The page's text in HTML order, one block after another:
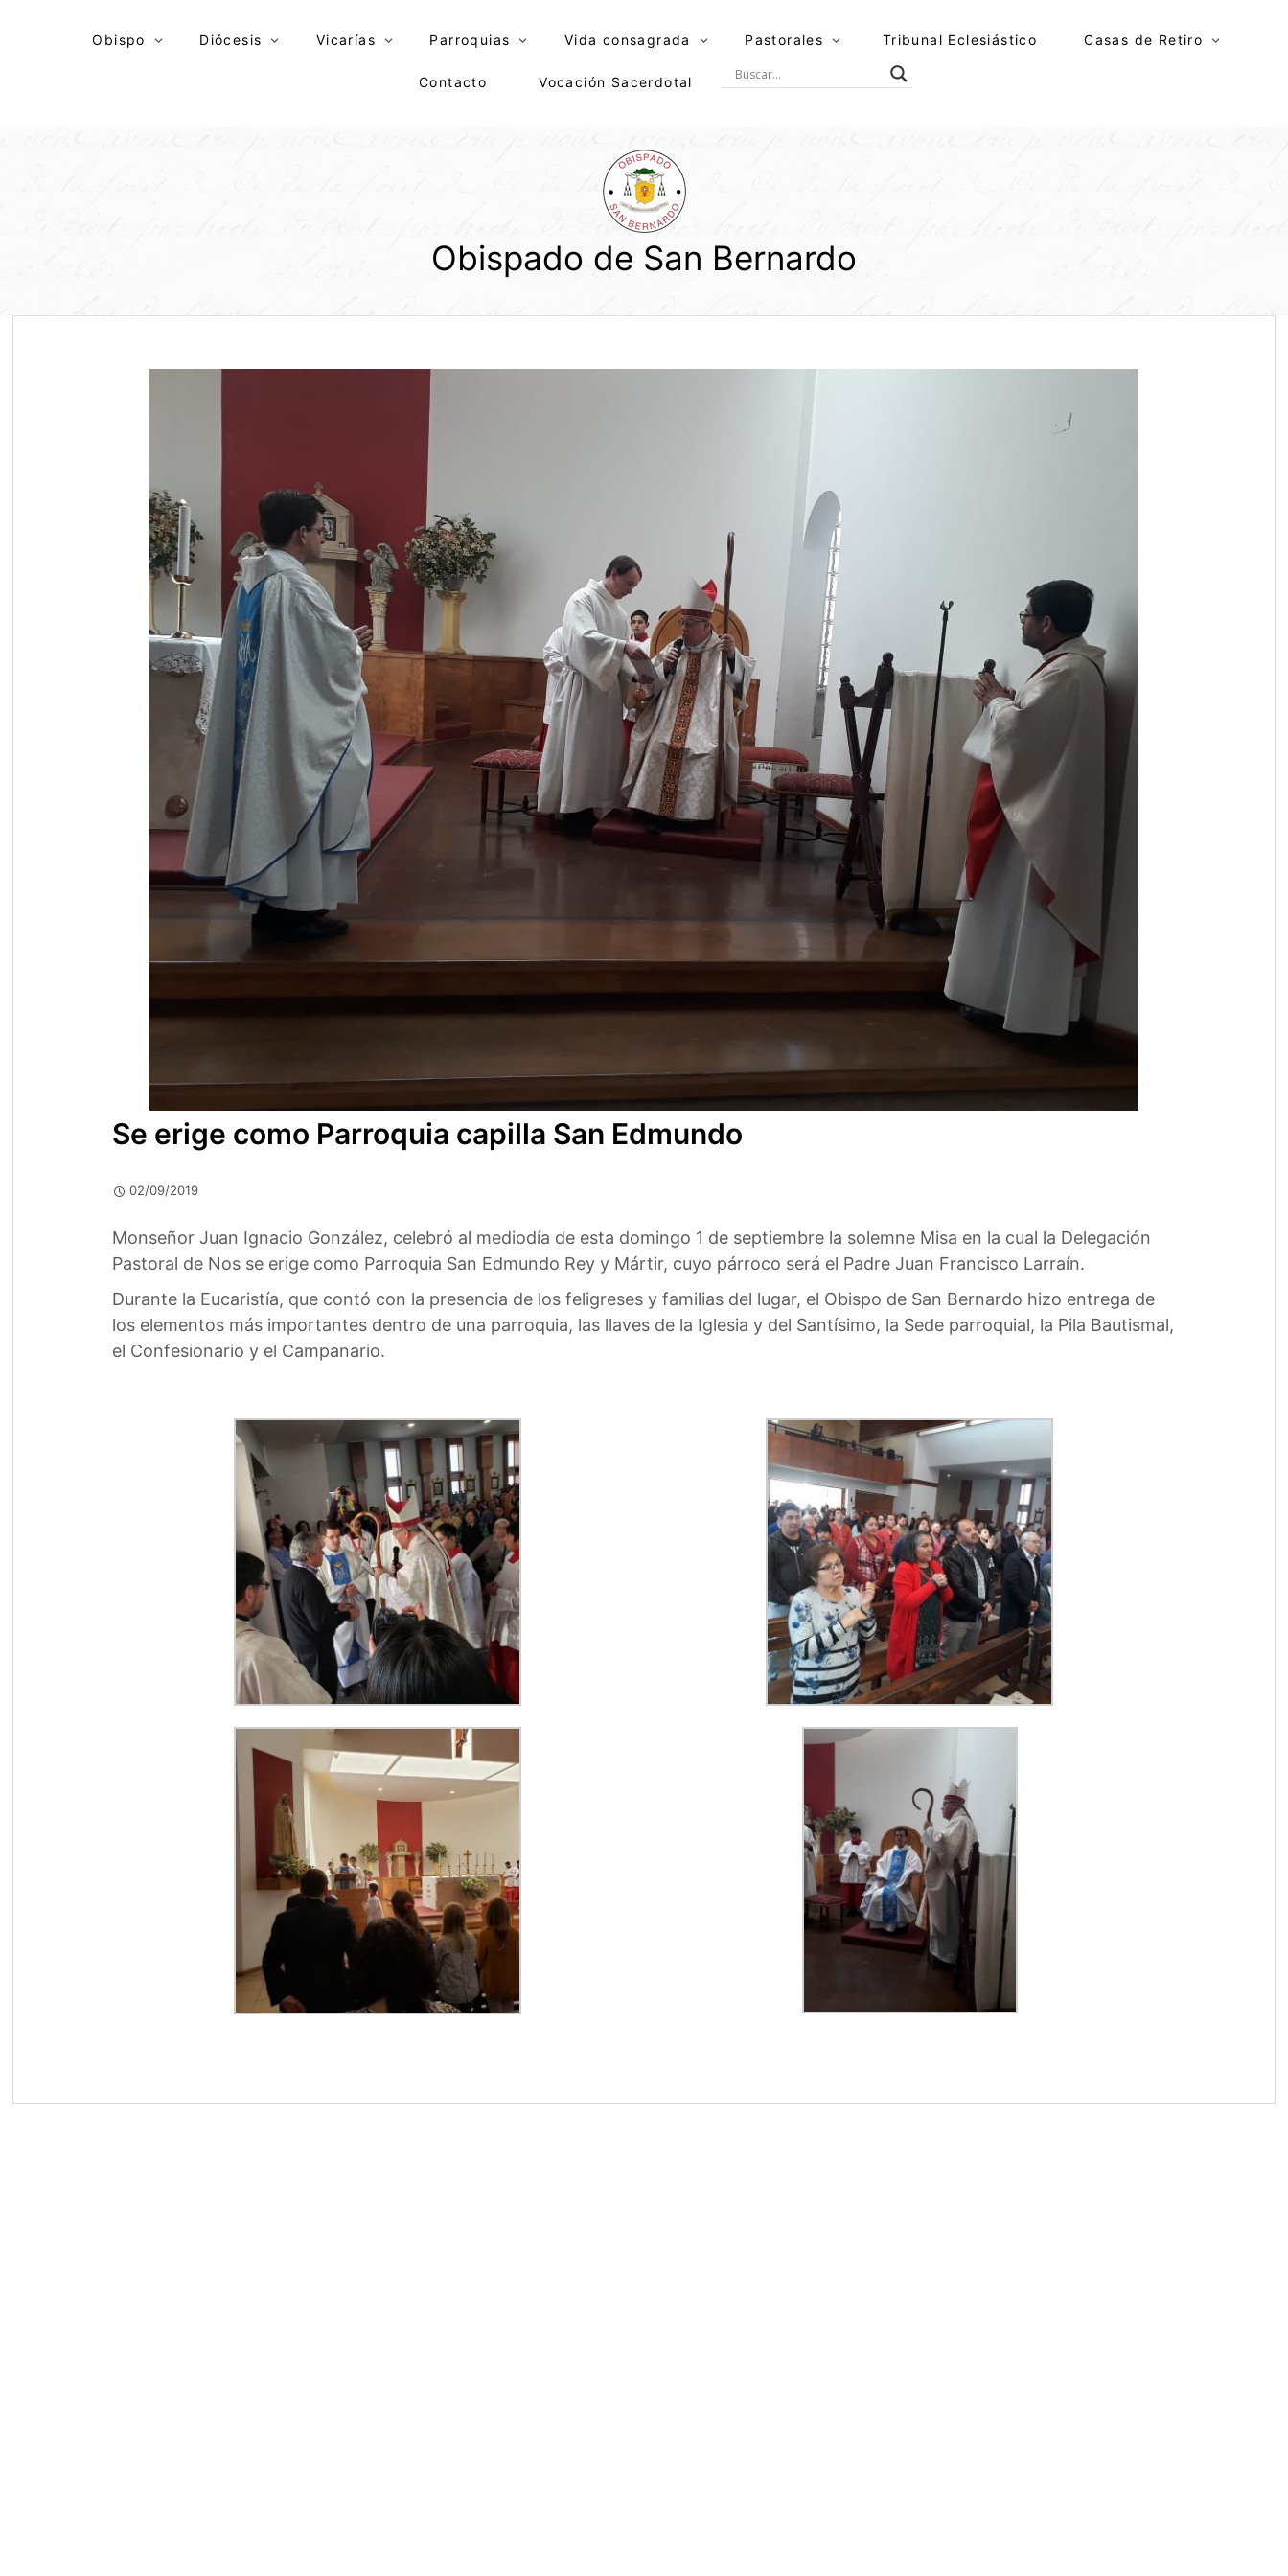
Obispo Diócesis Vicarías Parroquias Vida consagrada Pastorales Tribunal Eclesiástico Casas de Retiro
Contacto Vocación Sacerdotal
Obispado de San Bernardo
Se erige como Parroquia capilla San Edmundo
02/09/2019
Monseñor Juan Ignacio González, celebró al mediodía de esta domingo 1 de septiembre la solemne Misa en la cual la Delegación
Pastoral de Nos se erige como Parroquia San Edmundo Rey y Mártir, cuyo párroco será el Padre Juan Francisco Larraín.
Durante la Eucaristía, que contó con la presencia de los feligreses y familias del lugar, el Obispo de San Bernardo hizo entrega de
los elementos más importantes dentro de una parroquia, las llaves de la Iglesia y del Santísimo, la Sede parroquial, la Pila Bautismal,
el Confesionario y el Campanario.